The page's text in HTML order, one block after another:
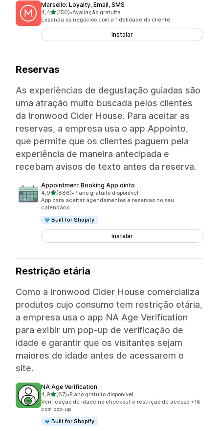
Marsello: Loyalty, Email, SMS
4,4de 5 estrelas
(150)
150 avaliações ao todo
•Avaliação gratuita
Expanda os negócios com a fidelidade do cliente.
Instalar
Reservas
As experiências de degustação guiadas são
uma atração muito buscada pelos clientes
da Ironwood Cider House. Para aceitar as
reservas, a empresa usa o app Appointo,
que permite que os clientes paguem pela
experiência de maneira antecipada e
recebam avisos de texto antes da reserva.
Appointment Booking App ointo
4,9de 5 estrelas
(886)
886 avaliações ao todo
•Plano gratuito disponível
App para aceitar agendamentos e reservas no seu
calendário
Built for Shopify
Instalar
Restrição etária
Como a Ironwood Cider House comercializa
produtos cujo consumo tem restrição etária,
a empresa usa o app NA Age Verification
para exibir um pop-up de verificação de
idade e garantir que os visitantes sejam
maiores de idade antes de acessarem o
site.
NA Age Verification
4,9de 5 estrelas
(87)
87 avaliações ao todo
•Plano gratuito disponível
Verificação de idade no checkout e restrição de acesso +18
com pop-up
Built for Shopify